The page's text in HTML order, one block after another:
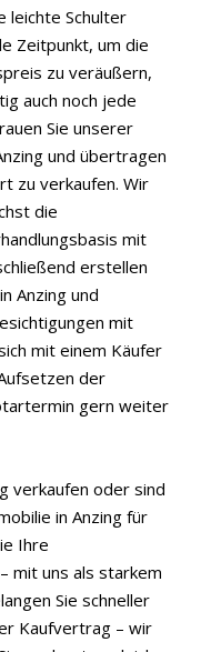
leichte Schulter
Zeitpunkt, um die
zu veräußern,
auch noch jede
Sie unserer
und übertragen
zu verkaufen. Wir
die
mit
erstellen
Anzing und
mit
mit einem Käufer
der
gern weiter
verkaufen oder sind
in Anzing für
Ihre
mit uns als starkem
Sie schneller
Kaufvertrag – wir